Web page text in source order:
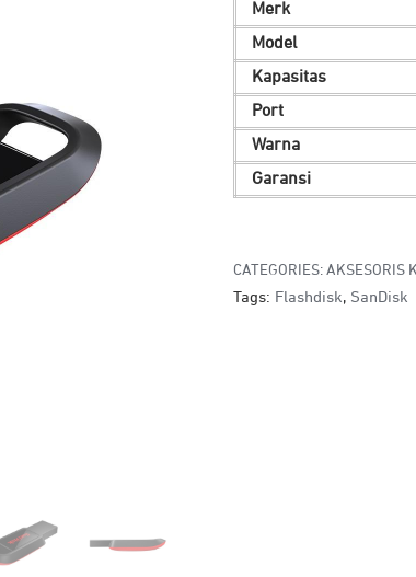
Merk
Model
Kapasitas
Port
Warna
Garansi
CATEGORIES:AKSESORIS
Tags: Flashdisk, SanDisk